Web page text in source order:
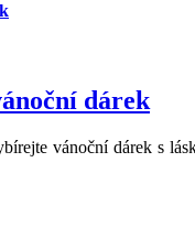
dárek
vánoční dárek s